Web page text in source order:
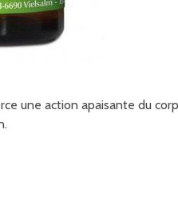
une action apaisante du